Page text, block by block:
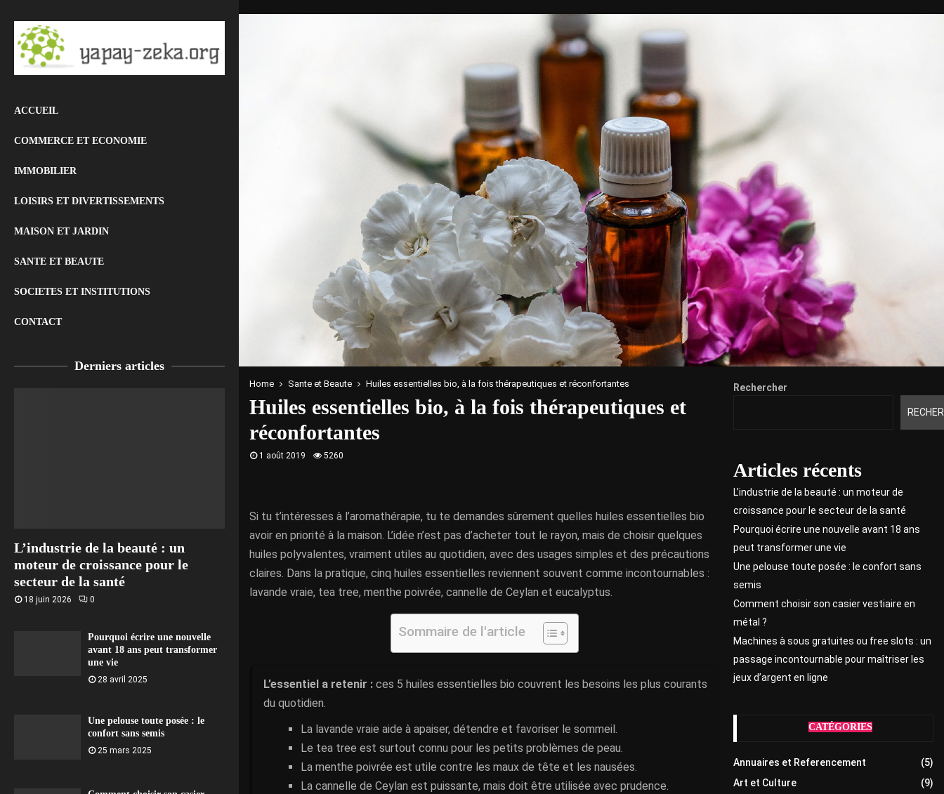
ACCUEIL
COMMERCE ET ECONOMIE
IMMOBILIER
LOISIRS ET DIVERTISSEMENTS
MAISON ET JARDIN
SANTE ET BEAUTE
SOCIETES ET INSTITUTIONS
CONTACT
Derniers articles
L’industrie de la beauté : un
moteur de croissance pour le
secteur de la santé
18 juin 2026 0
Pourquoi écrire une nouvelle
avant 18 ans peut transformer
une vie
28 avril 2025
Une pelouse toute posée : le
confort sans semis
25 mars 2025
Home Sante et Beaute Huiles essentielles bio, à la fois thérapeutiques et réconfortantes
Huiles essentielles bio, à la fois thérapeutiques et
réconfortantes
1 août 2019 5260
Si tu t’intéresses à l’aromathérapie, tu te demandes sûrement quelles huiles essentielles bio
avoir en priorité à la maison. L’idée n’est pas d’acheter tout le rayon, mais de choisir quelques
huiles polyvalentes, vraiment utiles au quotidien, avec des usages simples et des précautions
claires. Dans la pratique, cinq huiles essentielles reviennent souvent comme incontournables :
lavande vraie, tea tree, menthe poivrée, cannelle de Ceylan et eucalyptus.
Sommaire de l'article
L’essentiel a retenir : ces 5 huiles essentielles bio couvrent les besoins les plus courants
du quotidien.
La lavande vraie aide à apaiser, détendre et favoriser le sommeil.
Le tea tree est surtout connu pour les petits problèmes de peau.
La menthe poivrée est utile contre les maux de tête et les nausées.
La cannelle de Ceylan est puissante, mais doit être utilisée avec prudence.
Rechercher
Articles récents
L’industrie de la beauté : un moteur de
croissance pour le secteur de la santé
Pourquoi écrire une nouvelle avant 18 ans
peut transformer une vie
Une pelouse toute posée : le confort sans
semis
Comment choisir son casier vestiaire en
métal ?
Machines à sous gratuites ou free slots : un
passage incontournable pour maîtriser les
jeux d’argent en ligne
CATÉGORIES
Annuaires et Referencement
(5)
Art et Culture
(9)